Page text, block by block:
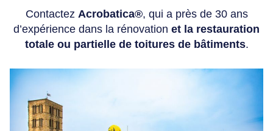
Contactez Acrobatica®, qui a près de 30 ans
d’expérience dans la rénovation et la restauration
totale ou partielle de toitures de bâtiments.